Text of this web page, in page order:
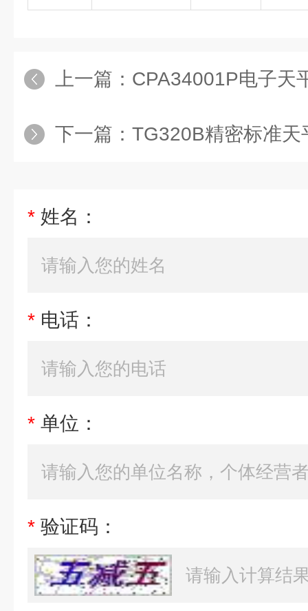
上一篇： CPA34001P电子天
下一篇： TG320B精密标准天
* 姓名：
* 电话：
* 单位：
* 验证码：